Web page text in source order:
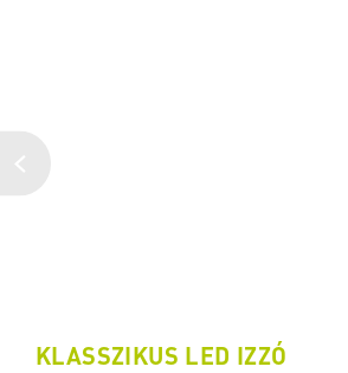
KLASSZIKUS LED IZZÓ